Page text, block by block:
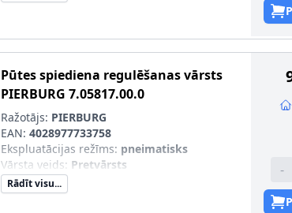
Pūtes spiediena regulēšanas vārsts
PIERBURG 7.05817.00.0
Ražotājs: PIERBURG
EAN: 4028977733758
Ekspluatācijas režīms: pneimatisks
Vārsta veids: Pretvārsts
Rādīt visu...
-